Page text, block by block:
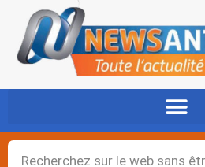
contenu
Rechercher